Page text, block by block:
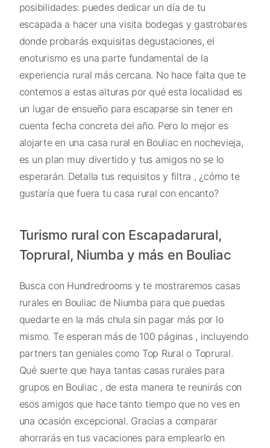
posibilidades: puedes dedicar un día de tu
escapada a hacer una visita bodegas y gastrobares
donde probarás exquisitas degustaciones, el
enoturismo es una parte fundamental de la
experiencia rural más cercana. No hace falta que te
contemos a estas alturas por qué esta localidad es
un lugar de ensueño para escaparse sin tener en
cuenta fecha concreta del año. Pero lo mejor es
alojarte en una casa rural en Bouliac en nochevieja,
es un plan muy divertido y tus amigos no se lo
esperarán. Detalla tus requisitos y filtra , ¿cómo te
gustaría que fuera tu casa rural con encanto?
Turismo rural con Escapadarural,
Toprural, Niumba y más en Bouliac
Busca con Hundredrooms y te mostraremos casas
rurales en Bouliac de Niumba para que puedas
quedarte en la más chula sin pagar más por lo
mismo. Te esperan más de 100 páginas , incluyendo
partners tan geniales como Top Rural o Toprural.
Qué suerte que haya tantas casas rurales para
grupos en Bouliac , de esta manera te reunirás con
esos amigos que hace tanto tiempo que no ves en
una ocasión excepcional. Gracias a comparar
ahorrarás en tus vacaciones para emplearlo en